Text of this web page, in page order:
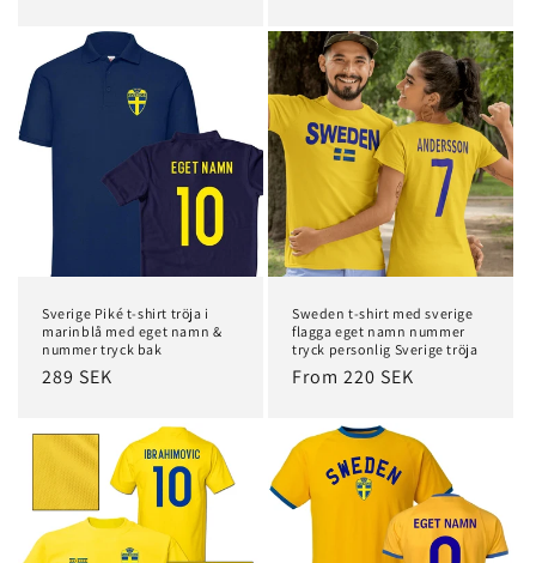
Sverige Piké t-shirt tröja i
marinblå med eget namn &
nummer tryck bak
Regular
289 SEK
Sweden t-shirt med sverige
flagga eget namn nummer
tryck personlig Sverige tröja
Regular
From 220 SEK